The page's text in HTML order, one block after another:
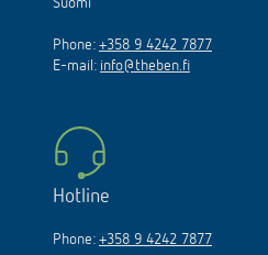
Phone: +358 9 4242 7877
E-mail: info@theben.fi
Hotline
Phone: +358 9 4242 7877